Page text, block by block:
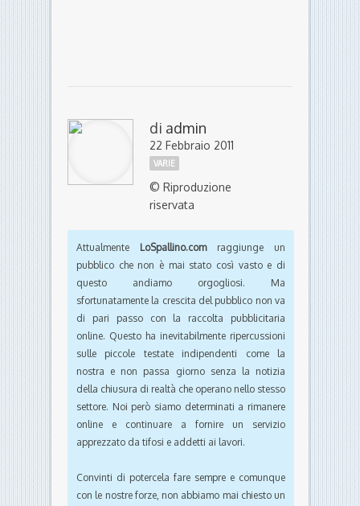
di admin
22 Febbraio 2011
VARIE
© Riproduzione
riservata
Attualmente LoSpallino.comraggiunge un
pubblico che non è mai stato così vasto e di
questo andiamo orgogliosi. Ma
sfortunatamente la crescita del pubblico non va
di pari passo con la raccolta pubblicitaria
online. Questo ha inevitabilmente ripercussioni
sulle piccole testate indipendenti come la
nostra e non passa giorno senza la notizia
della chiusura di realtà che operano nello stesso
settore. Noi però siamo determinati a rimanere
online e continuare a fornire un servizio
apprezzato da tifosi e addetti ai lavori.
Convinti di potercela fare sempre e comunque
con le nostre forze, non abbiamo mai chiesto un